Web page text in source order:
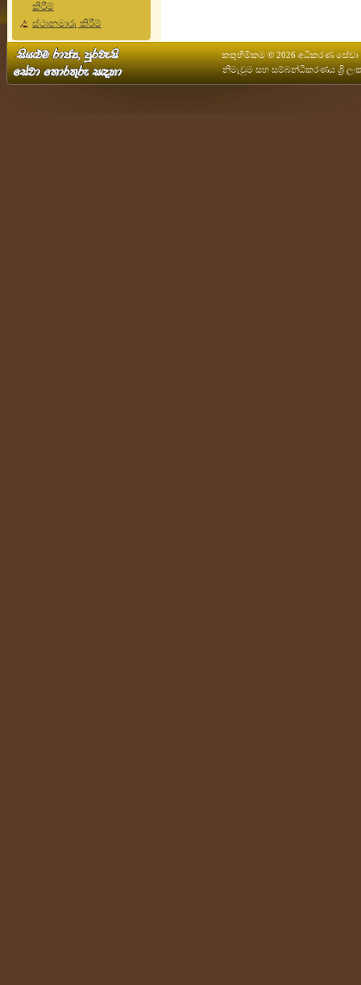
කිරීම්
ස්ථානමාරු කිරීම්
කතුහිමිකම © 2026 අධිකරණ
නිමැවුම සහ සම්බන්ධීකරණය ශ්‍රි